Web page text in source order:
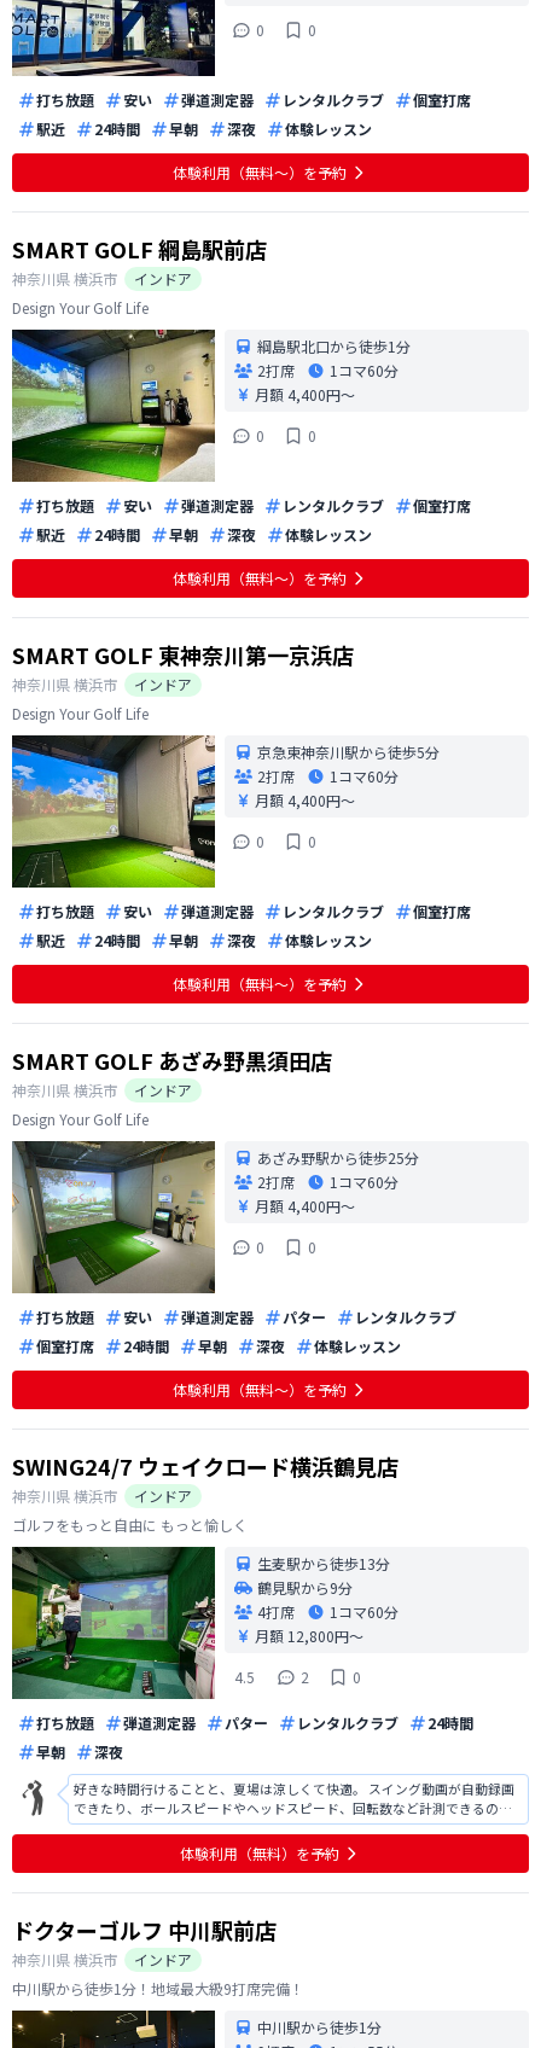
0
0
打ち放題 安い 弾道測定器 レンタルクラブ
個室打席
駅近
24時間 早朝 深夜 体験レッスン
体験利用（無料〜）を予約
SMART GOLF 綱島駅前店
神奈川県横浜市
インドア
Design Your Golf Life
綱島駅北口から徒歩1分
2打席
1コマ60分
月額 4,400円〜
0
0
打ち放題 安い 弾道測定器 レンタルクラブ
個室打席
駅近
24時間 早朝 深夜 体験レッスン
体験利用（無料〜）を予約
SMART GOLF 東神奈川第一京浜店
神奈川県横浜市
インドア
Design Your Golf Life
京急東神奈川駅から徒歩5分
2打席
1コマ60分
月額 4,400円〜
0
0
打ち放題 安い 弾道測定器 レンタルクラブ
個室打席
駅近
24時間 早朝 深夜 体験レッスン
体験利用（無料〜）を予約
SMART GOLF あざみ野黒須田店
神奈川県横浜市
インドア
Design Your Golf Life
あざみ野駅から徒歩25分
2打席
1コマ60分
月額 4,400円〜
0
0
打ち放題 安い 弾道測定器 パター
レンタルクラブ
個室打席
24時間 早朝 深夜 体験レッスン
体験利用（無料〜）を予約
SWING24/7 ウェイクロード横浜鶴見店
神奈川県横浜市
インドア
ゴルフをもっと自由に もっと愉しく
生麦駅から徒歩13分
鶴見駅から9分
4打席
1コマ60分
月額 12,800円〜
4.5
2 0
打ち放題 弾道測定器 パター レンタルクラブ
24時間
早朝
深夜
好きな時間行けることと、夏場は涼しくて快適。 スイング動画が自動録画
できたり、ボールスピードやヘッドスピード、回転数など計測できるので
参考になる。 また、パターが練習できるのもとても嬉しい。 少し早く着い
た時の待ち時間にパターを練習して、パターの練習時間も増えた。 駐車場
も2hまで無料なところもと
体験利用（無料）を予約
ドクターゴルフ 中川駅前店
神奈川県横浜市
インドア
中川駅から徒歩1分！地域最大級9打席完備！
中川駅から徒歩1分